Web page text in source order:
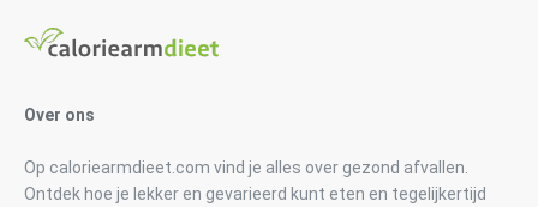
Over ons
Op caloriearmdieet.com vind je alles over gezond afvallen.
Ontdek hoe je lekker en gevarieerd kunt eten en tegelijkertijd